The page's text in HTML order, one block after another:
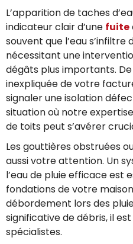
L’apparition de taches
indicateur clair d’une fuite
souvent que l’eau s’infiltre
nécessitant une
dégâts plus importants.
inexpliquée de votre
signaler une isolation
situation où notre
de toits peut s’avérer
Les gouttières obstruées
aussi votre attention. Un
l’eau de pluie efficace est
fondations de votre
débordement lors des
significative de débris, il
spécialistes.